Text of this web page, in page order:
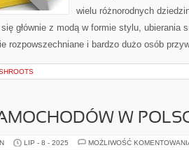
wielu różnorodnych
głównie z modą w formie stylu, ubierania
rozpowszechniane i bardzo dużo osób
W
LIP - 8 - 2025 MOŻLIWOŚĆ